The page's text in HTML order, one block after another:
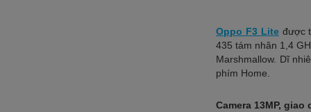
Oppo F3 Liteđược
435 tám nhân 1,4
Marshmallow. Dĩ
phím Home.
Camera 13MP,